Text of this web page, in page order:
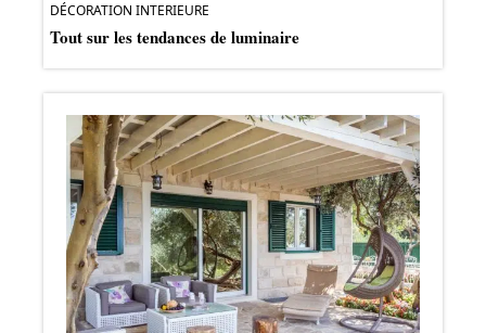
DÉCORATION INTERIEURE
Tout sur les tendances de luminaire